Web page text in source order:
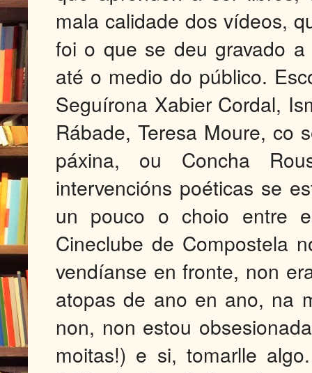
mala calidade dos vídeos,
foi o que se deu gravado
até o medio do público.
Seguírona Xabier Cordal,
Rábade, Teresa Moure, co
páxina, ou Concha
intervencións poéticas se
un pouco o choio entre
Cineclube de Compostela
vendíanse en fronte, non
atopas de ano en ano, na
non, non estou
moitas!) e si, tomarlle